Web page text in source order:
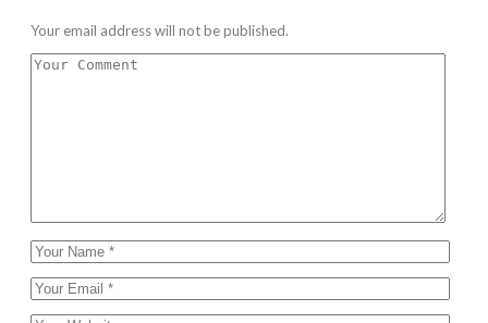
Your email address will not be published.